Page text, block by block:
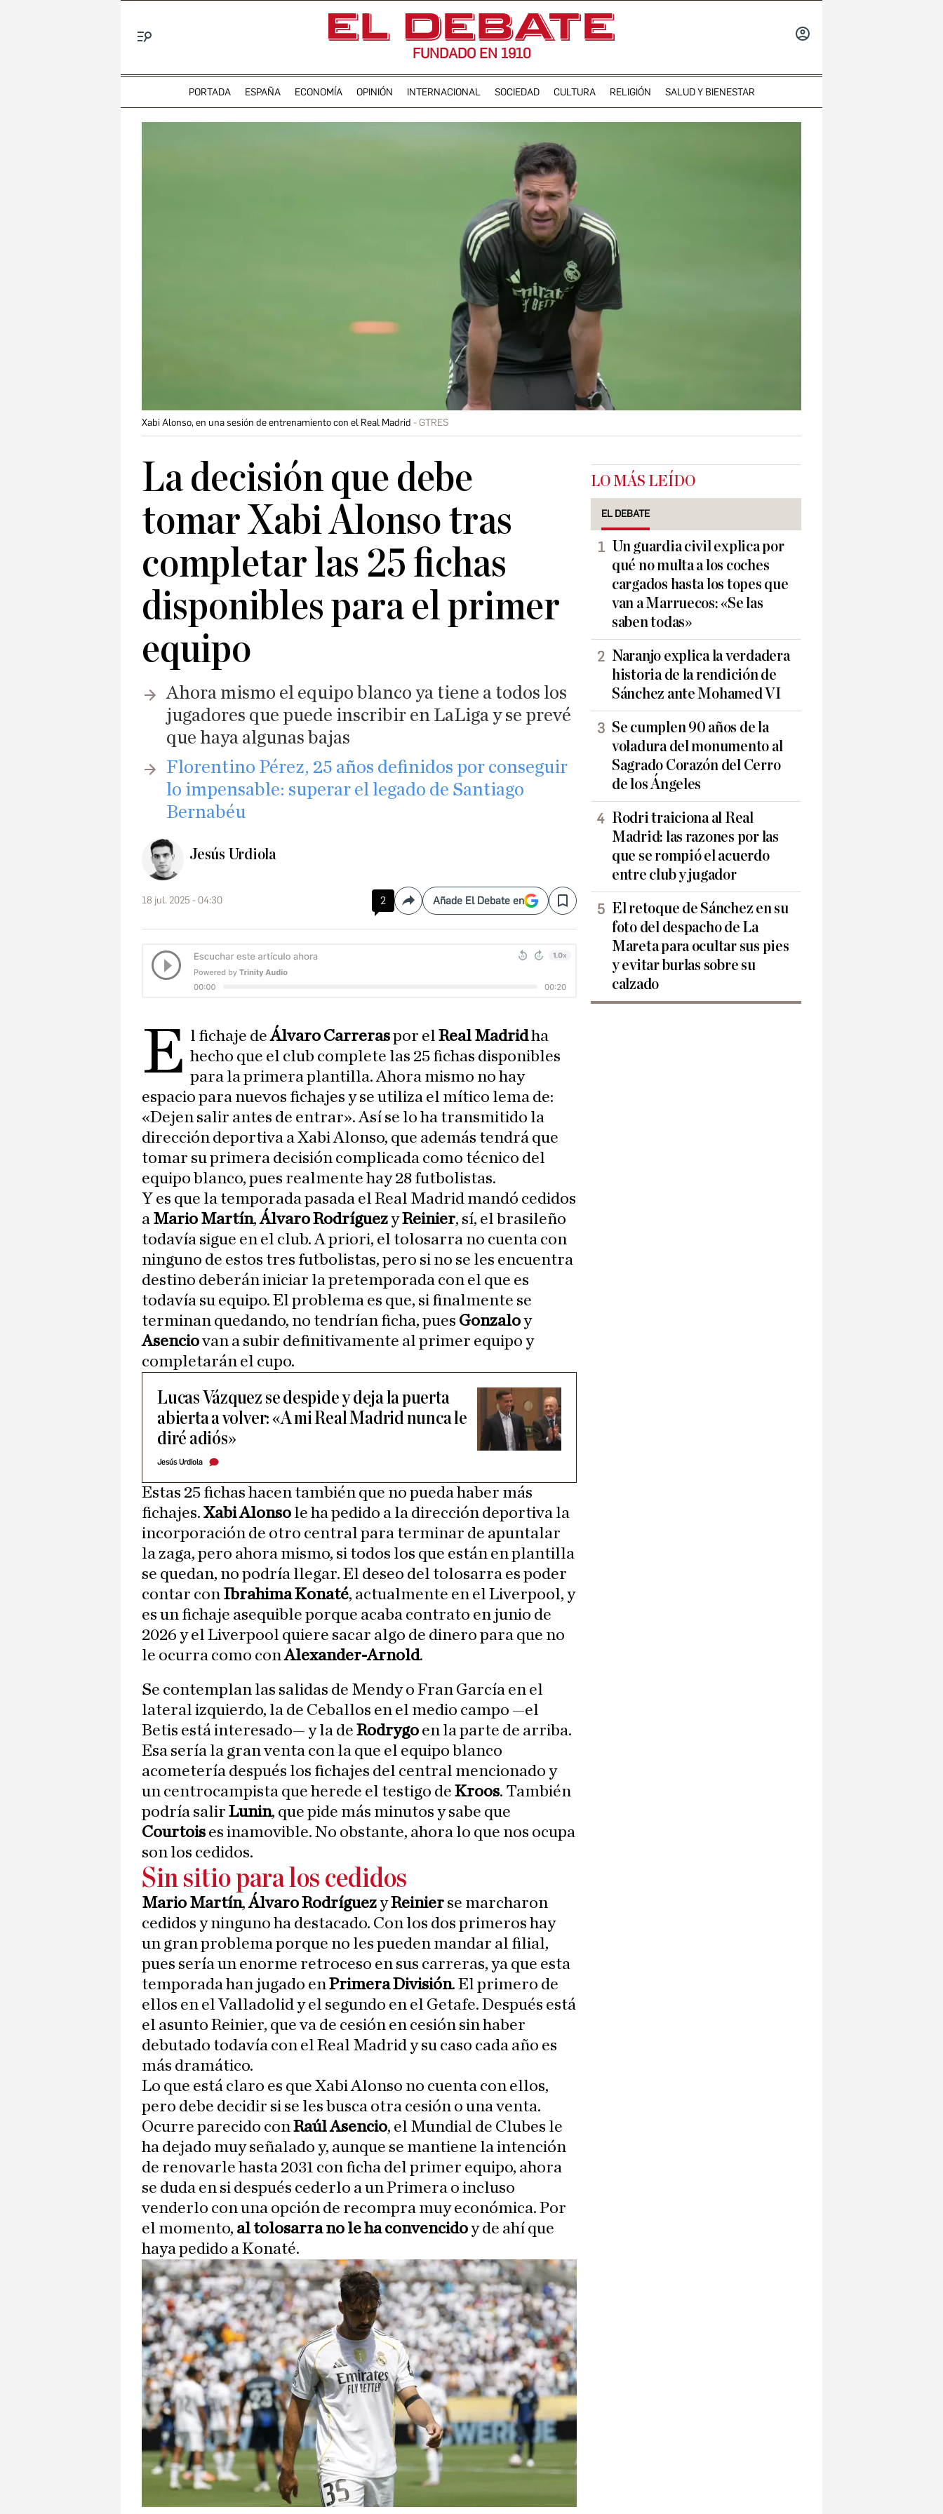
FUNDADO EN 1910
PORTADA ESPAÑA ECONOMÍA OPINIÓN INTERNACIONAL SOCIEDAD CULTURA RELIGIÓN SALUD Y BIENESTAR
Xabi Alonso, en una sesión de entrenamiento con el Real Madrid GTRES
La decisión que debe
tomar Xabi Alonso tras
completar las 25 fichas
disponibles para el primer
equipo
Ahora mismo el equipo blanco ya tiene a todos los
jugadores que puede inscribir en LaLiga y se prevé
que haya algunas bajas
Florentino Pérez, 25 años definidos por conseguir
lo impensable: superar el legado de Santiago
Bernabéu
Jesús Urdiola
18 jul. 2025 - 04:30 2 CompartirAñade El Debate en Save
E l fichaje deÁlvaro Carreraspor elReal Madridha
hecho que el club complete las 25 fichas disponibles
para la primera plantilla. Ahora mismo no hay
espacio para nuevos fichajes y se utiliza el mítico lema de:
«Dejen salir antes de entrar». Así se lo ha transmitido la
dirección deportiva a Xabi Alonso, que además tendrá que
tomar su primera decisión complicada como técnico del
equipo blanco, pues realmente hay 28 futbolistas.
Y es que la temporada pasada el Real Madrid mandó cedidos
a Mario Martín,Álvaro RodríguezyReinier, sí, el brasileño
todavía sigue en el club. A priori, el tolosarra no cuenta con
ninguno de estos tres futbolistas, pero si no se les encuentra
destino deberán iniciar la pretemporada con el que es
todavía su equipo. El problema es que, si finalmente se
terminan quedando, no tendrían ficha, pues Gonzaloy
Asenciovan a subir definitivamente al primer equipo y
completarán el cupo.
Lucas Vázquez se despide y deja la puerta
abierta a volver: «A mi Real Madrid nunca le
diré adiós»
Jesús Urdiola
Estas 25 fichas hacen también que no pueda haber más
fichajes. Xabi Alonso le ha pedido a la dirección deportiva la
incorporación de otro central para terminar de apuntalar
la zaga, pero ahora mismo, si todos los que están en plantilla
se quedan, no podría llegar. El deseo del tolosarra es poder
contar con Ibrahima Konaté, actualmente en el Liverpool, y
es un fichaje asequible porque acaba contrato en junio de
2026 y el Liverpool quiere sacar algo de dinero para que no
le ocurra como conAlexander-Arnold.
Se contemplan las salidas de Mendy o Fran García en el
lateral izquierdo, la de Ceballos en el medio campo —el
Betis está interesado— y la de Rodrygo en la parte de arriba.
Esa sería la gran venta con la que el equipo blanco
acometería después los fichajes del central mencionado y
un centrocampista que herede el testigo de Kroos. También
podría salir Lunin, que pide más minutos y sabe que
Courtois es inamovible. No obstante, ahora lo que nos ocupa
son los cedidos.
Sin sitio para los cedidos
Mario Martín,Álvaro RodríguezyReinier se marcharon
cedidos y ninguno ha destacado. Con los dos primeros hay
un gran problema porque no les pueden mandar al filial,
pues sería un enorme retroceso en sus carreras, ya que esta
temporada han jugado enPrimera División. El primero de
ellos en el Valladolid y el segundo en el Getafe. Después está
el asunto Reinier, que va de cesión en cesión sin haber
debutado todavía con el Real Madrid y su caso cada año es
más dramático.
Lo que está claro es que Xabi Alonso no cuenta con ellos,
pero debe decidir si se les busca otra cesión o una venta.
Ocurre parecido conRaúl Asencio, el Mundial de Clubes le
ha dejado muy señalado y, aunque se mantiene la intención
de renovarle hasta 2031 con ficha del primer equipo, ahora
se duda en si después cederlo a un Primera o incluso
venderlo con una opción de recompra muy económica. Por
el momento, al tolosarra no le ha convencidoy de ahí que
haya pedido a Konaté.
LO MÁS LEÍDO
EL DEBATE
Un guardia civil explica por
qué no multa a los coches
cargados hasta los topes que
van a Marruecos: «Se las
saben todas»
Naranjo explica la verdadera
historia de la rendición de
Sánchez ante Mohamed VI
Se cumplen 90 años de la
voladura del monumento al
Sagrado Corazón del Cerro
de los Ángeles
Rodri traiciona al Real
Madrid: las razones por las
que se rompió el acuerdo
entre club y jugador
El retoque de Sánchez en su
foto del despacho de La
Mareta para ocultar sus pies
y evitar burlas sobre su
calzado